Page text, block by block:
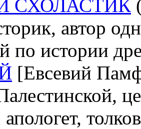
СХОЛАСТИК
автор
по истории
[Евсевий
апологет,